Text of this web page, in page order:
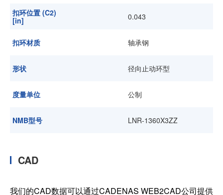
扣环位置 (C2)
[in]
0.043
扣环材质 轴承钢
形状 径向止动环型
度量单位 公制
NMB型号 LNR-1360X3ZZ
CAD
我们的CAD数据可以通过CADENAS WEB2CAD公司提供